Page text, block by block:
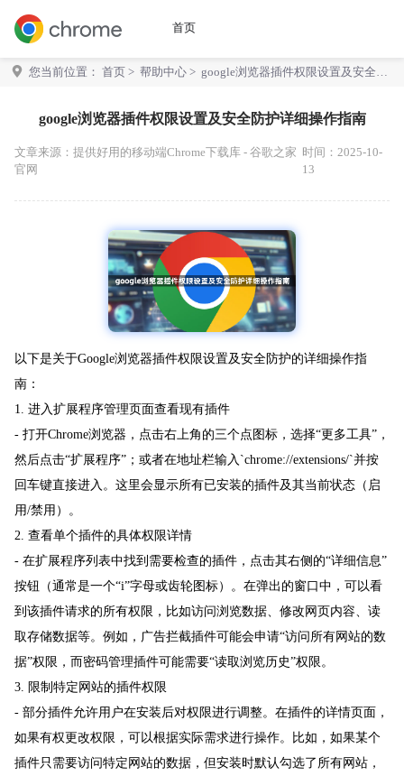
首页
您当前位置： 首页 > 帮助中心 > google浏览器插件权限设置及安全防
google浏览器插件权限设置及安全防护详细操作指南
文章来源： 提供好用的移动端Chrome下载库 - 谷歌之家
官网
时间：2025-10-
13
以下是关于Google浏览器插件权限设置及安全防护的详细操作指
南：
1. 进入扩展程序管理页面查看现有插件
- 打开Chrome浏览器，点击右上角的三个点图标，选择“更多工具”，
然后点击“扩展程序”；或者在地址栏输入`chrome://extensions/`并按
回车键直接进入。这里会显示所有已安装的插件及其当前状态（启
用/禁用）。
2. 查看单个插件的具体权限详情
- 在扩展程序列表中找到需要检查的插件，点击其右侧的“详细信息”
按钮（通常是一个“i”字母或齿轮图标）。在弹出的窗口中，可以看
到该插件请求的所有权限，比如访问浏览数据、修改网页内容、读
取存储数据等。例如，广告拦截插件可能会申请“访问所有网站的数
据”权限，而密码管理插件可能需要“读取浏览历史”权限。
3. 限制特定网站的插件权限
- 部分插件允许用户在安装后对权限进行调整。在插件的详情页面，
如果有权更改权限，可以根据实际需求进行操作。比如，如果某个
插件只需要访问特定网站的数据，但安装时默认勾选了所有网站，